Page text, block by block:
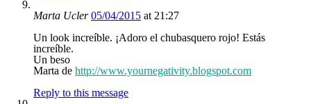
Marta Ucler05/04/2015 at 21:27
Un look increíble. ¡Adoro el chubasquero rojo! Estás
increíble.
Un beso
Marta de http://www.yournegativity.blogspot.com
Reply to this message